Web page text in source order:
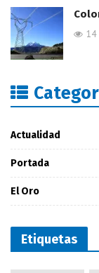
14
Actualidad
Portada
El Oro
Etiquetas